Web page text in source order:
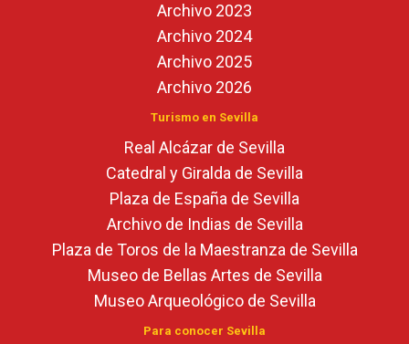
Archivo 2023
Archivo 2024
Archivo 2025
Archivo 2026
Turismo en Sevilla
Real Alcázar de Sevilla
Catedral y Giralda de Sevilla
Plaza de España de Sevilla
Archivo de Indias de Sevilla
Plaza de Toros de la Maestranza de Sevilla
Museo de Bellas Artes de Sevilla
Museo Arqueológico de Sevilla
Para conocer Sevilla